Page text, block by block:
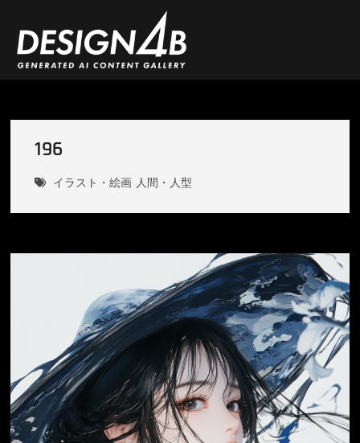
content
196
イラスト・絵画 人間・人型